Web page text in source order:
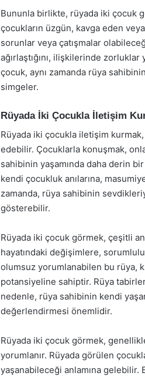
Bununla birlikte, rüyada iki çocuk
çocukların üzgün, kavga eden
sorunlar veya çatışmalar
ağırlaştığını, ilişkilerinde
çocuk, aynı zamanda rüya
simgeler.
Rüyada İki Çocukla İletişim
Rüyada iki çocukla iletişim
edebilir. Çocuklarla konuşmak,
sahibinin yaşamında daha derin
kendi çocukluk anılarına,
zamanda, rüya sahibinin
gösterebilir.
Rüyada iki çocuk görmek, çeşitli
hayatındaki değişimlere,
olumsuz yorumlanabilen bu rüya,
potansiyeline sahiptir. Rüya
nedenle, rüya sahibinin kendi
değerlendirmesi önemlidir.
Rüyada iki çocuk görmek,
yorumlanır. Rüyada görülen
yaşanabileceği anlamına gelebilir.